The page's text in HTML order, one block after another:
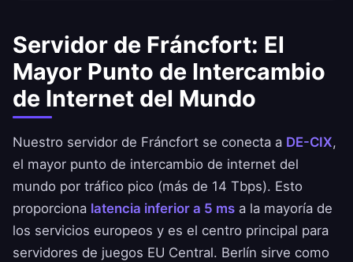
Servidor de Fráncfort: El
Mayor Punto de Intercambio
de Internet del Mundo
Nuestro servidor de Fráncfort se conecta a DE-CIX,
el mayor punto de intercambio de internet del
mundo por tráfico pico (más de 14 Tbps). Esto
proporciona latencia inferior a 5 ms a la mayoría de
los servicios europeos y es el centro principal para
servidores de juegos EU Central. Berlín sirve como